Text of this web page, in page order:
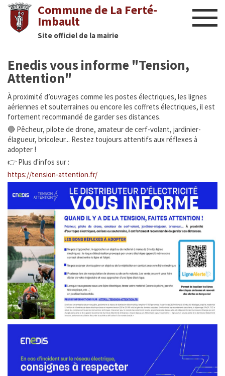
Commune de La Ferté-
Imbault
Site officiel de la mairie
Actualités
Nous contacter
Diaporama
Culture
Manifestations
Mairie
Infos utiles
Enfance Jeunesse et Famille
Vie associative
Tourisme et Culture
Ça s'est passé à la Ferté
CATNAT - Sécheresse
Enedis vous informe "Tension,
Attention"
À proximité d’ouvrages comme les postes électriques, les lignes
aériennes et souterraines ou encore les coffrets électriques, il est
fortement recommandé de garder ses distances.
🔵 Pêcheur, pilote de drone, amateur de cerf-volant, jardinier-
élagueur, bricoleur... Restez toujours attentifs aux réflexes à
adopter !
👉 Plus d'infos sur :
https://tension-attention.fr/